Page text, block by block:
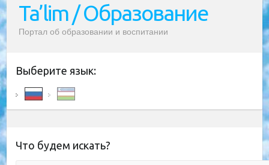
Ta’lim / Образование
Портал об образовании и воспитании
Выберите язык:
Что будем искать?